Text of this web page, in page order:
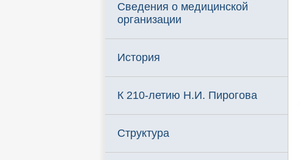
Сведения о медицинской
организации
История
К 210-летию Н.И. Пирогова
Структура